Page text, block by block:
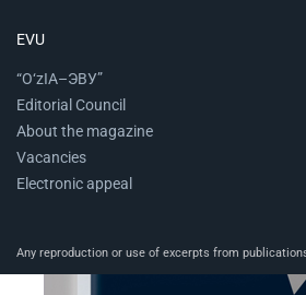
EVU
“O‘zIA–ЭВУ”
Editorial Council
About the magazine
Vacancies
Electronic appeal
Any reproduction or use of excerpts from